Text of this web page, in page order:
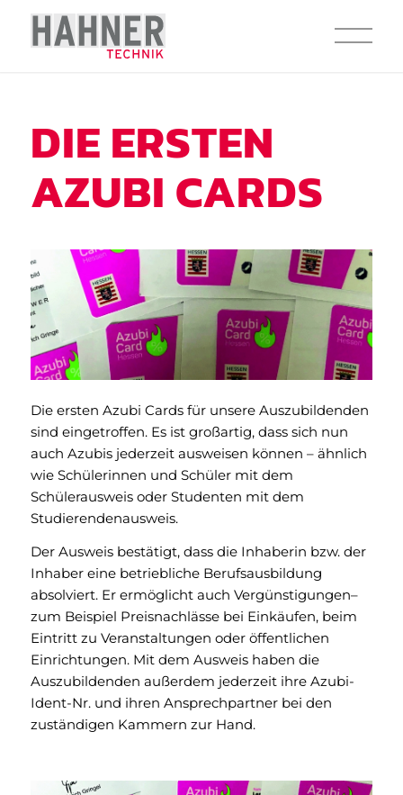
DIE ERSTEN
AZUBI CARDS
Die ersten Azubi Cards für unsere Auszubildenden
sind eingetroffen. Es ist großartig, dass sich nun
auch Azubis jederzeit ausweisen können – ähnlich
wie Schülerinnen und Schüler mit dem
Schülerausweis oder Studenten mit dem
Studierendenausweis.
Der Ausweis bestätigt, dass die Inhaberin bzw. der
Inhaber eine betriebliche Berufsausbildung
absolviert. Er ermöglicht auch Vergünstigungen–
zum Beispiel Preisnachlässe bei Einkäufen, beim
Eintritt zu Veranstaltungen oder öffentlichen
Einrichtungen. Mit dem Ausweis haben die
Auszubildenden außerdem jederzeit ihre Azubi-
Ident-Nr. und ihren Ansprechpartner bei den
zuständigen Kammern zur Hand.